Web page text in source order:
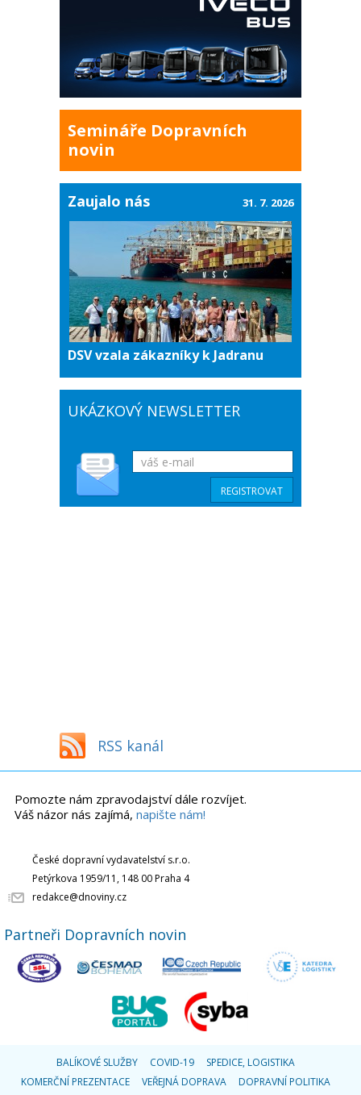
Semináře Dopravních
novin
Zaujalo nás
DSV vzala zákazníky k Jadranu
31. 7. 2026
UKÁZKOVÝ NEWSLETTER
RSS kanál
Pomozte nám zpravodajství dále rozvíjet.
Váš názor nás zajímá, napište nám!
České dopravní vydavatelství s.r.o.
Petýrkova 1959/11, 148 00 Praha 4
redakce@dnoviny.cz
Partneři Dopravních novin
BALÍKOVÉ SLUŽBY COVID-19
SPEDICE, LOGISTIKA
KOMERČNÍ PREZENTACE
VEŘEJNÁ DOPRAVA
DOPRAVNÍ POLITIKA